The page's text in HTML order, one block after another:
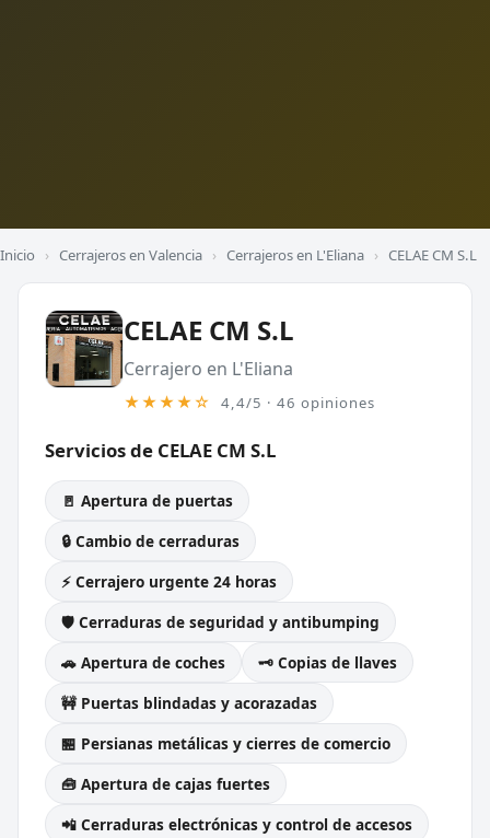
Inicio › Cerrajeros en Valencia › Cerrajeros en L'Eliana › CELAE CM S.L
CELAE CM S.L
Cerrajero en L'Eliana
★★★★☆ 4,4/5 · 46 opiniones
Servicios de CELAE CM S.L
🚪 Apertura de puertas
🔒 Cambio de cerraduras
⚡ Cerrajero urgente 24 horas
🛡️ Cerraduras de seguridad y antibumping
🚗 Apertura de coches
🗝️ Copias de llaves
🚧 Puertas blindadas y acorazadas
🏪 Persianas metálicas y cierres de comercio
🧰 Apertura de cajas fuertes
📲 Cerraduras electrónicas y control de accesos